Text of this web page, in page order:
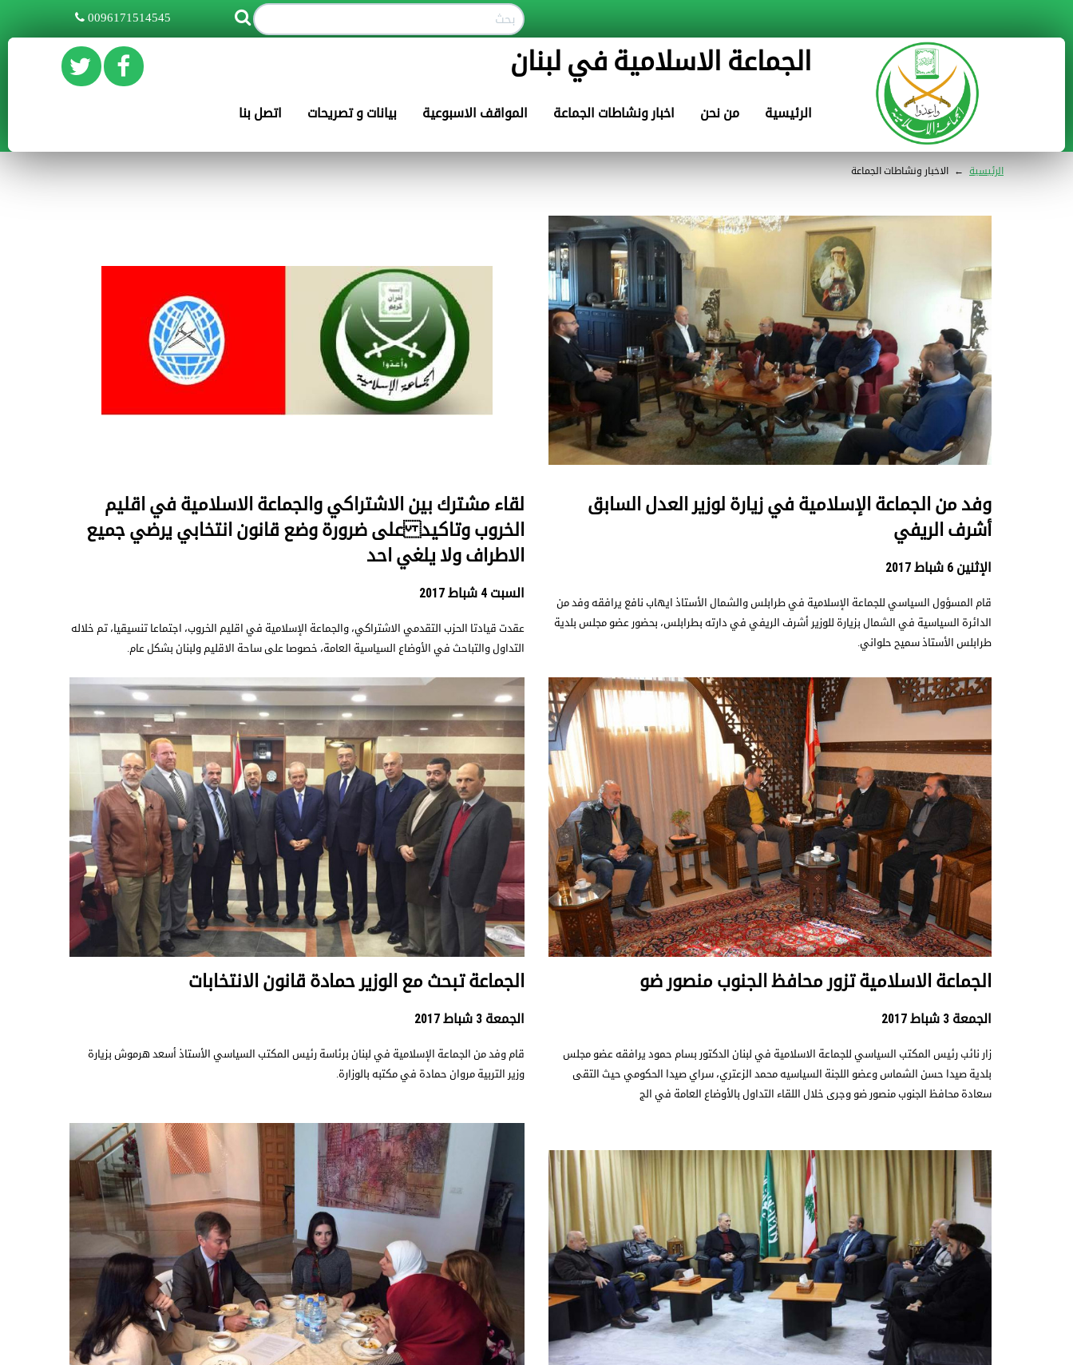
0096171514545
الجماعة الاسلامية في لبنان
اتصل بنا بيانات و تصريحات المواقف الاسبوعية اخبار ونشاطات الجماعة من نحن الرئيسية
الرئيسية ← الاخبار ونشاطات الجماعة
وفد من الجماعة الإسلامية في زيارة لوزير العدل السابق
أشرف الريفي
الإثنين 6 شباط 2017
قام المسؤول السياسي للجماعة الإسلامية في طرابلس والشمال الأستاذ ايهاب نافع يرافقه وفد من
الدائرة السياسية في الشمال بزيارة للوزير أشرف الريفي في دارته بطرابلس، بحضور عضو مجلس بلدية
طرابلس الأستاذ سميح حلواني.
لقاء مشترك بين الاشتراكي والجماعة الاسلامية في اقليم
الخروب وتاكيد على ضرورة وضع قانون انتخابي يرضي جميع
الاطراف ولا يلغي احد
السبت 4 شباط 2017
عقدت قيادتا الحزب التقدمي الاشتراكي، والجماعة الإسلامية في اقليم الخروب، اجتماعا تنسيقيا، تم خلاله
التداول والتباحث في الأوضاع السياسية العامة، خصوصا على ساحة الاقليم ولبنان بشكل عام.
الجماعة الاسلامية تزور محافظ الجنوب منصور ضو
الجمعة 3 شباط 2017
زار نائب رئيس المكتب السياسي للجماعة الاسلامية في لبنان الدكتور بسام حمود يرافقه عضو مجلس
بلدية صيدا حسن الشماس وعضو اللجنة السياسيه محمد الزعتري، سراي صيدا الحكومي حيث التقى
سعادة محافظ الجنوب منصور ضو وجرى خلال اللقاء التداول بالأوضاع العامة في الج
الجماعة تبحث مع الوزير حمادة قانون الانتخابات
الجمعة 3 شباط 2017
قام وفد من الجماعة الإسلامية في لبنان برئاسة رئيس المكتب السياسي الأستاذ أسعد هرموش بزيارة
وزير التربية مروان حمادة في مكتبه بالوزارة.